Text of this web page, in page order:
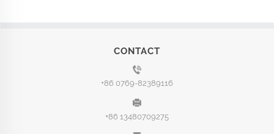
CONTACT
+86 0769-82389116
+86 13480709275